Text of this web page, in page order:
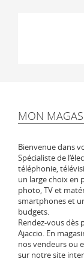
MON
Bienvenue dans
Spécialiste de
téléphonie,
un large choix en
photo, TV et
smartphones et
budgets.
Rendez-vous dès
Ajaccio. En
nos vendeurs ou
sur notre site